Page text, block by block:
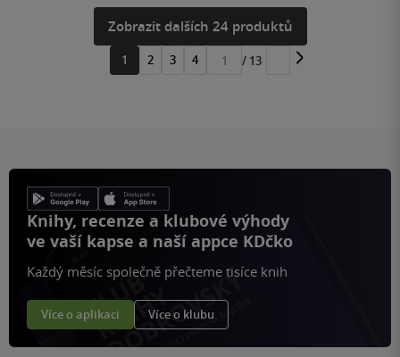
Zobrazit dalších 24 produktů
1 2 3 4
Přejít
/ 13
Knihy, recenze a klubové výhody
ve vaší kapse a naší appce KDčko
Každý měsíc společně přečteme tisíce knih
Více o aplikaci Více o klubu